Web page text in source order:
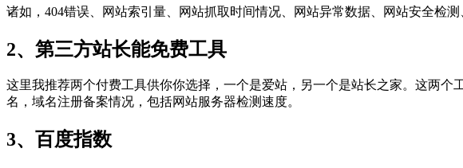
诸如，404错误、网站索引量、网站抓取时间情况、网站异常数据、网站安全检
2、第三方站长能免费工具
这里我推荐两个付费工具供你你选择，一个是爱站，另一个是站长之家。这两
名，域名注册备案情况，包括网站服务器检测速度。
3、百度指数